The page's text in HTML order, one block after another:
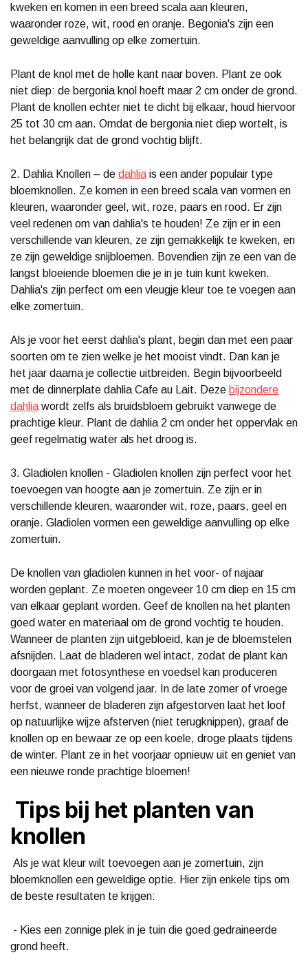
kweken en komen in een breed scala aan kleuren,
waaronder roze, wit, rood en oranje. Begonia's zijn een
geweldige aanvulling op elke zomertuin.
Plant de knol met de holle kant naar boven. Plant ze ook
niet diep: de bergonia knol hoeft maar 2 cm onder de grond.
Plant de knollen echter niet te dicht bij elkaar, houd hiervoor
25 tot 30 cm aan. Omdat de bergonia niet diep wortelt, is
het belangrijk dat de grond vochtig blijft.
2. Dahlia Knollen – de dahlia is een ander populair type
bloemknollen. Ze komen in een breed scala van vormen en
kleuren, waaronder geel, wit, roze, paars en rood. Er zijn
veel redenen om van dahlia's te houden! Ze zijn er in een
verschillende van kleuren, ze zijn gemakkelijk te kweken, en
ze zijn geweldige snijbloemen. Bovendien zijn ze een van de
langst bloeiende bloemen die je in je tuin kunt kweken.
Dahlia's zijn perfect om een vleugje kleur toe te voegen aan
elke zomertuin.
Als je voor het eerst dahlia's plant, begin dan met een paar
soorten om te zien welke je het mooist vindt. Dan kan je
het jaar daarna je collectie uitbreiden. Begin bijvoorbeeld
met de dinnerplate dahlia Cafe au Lait. Deze bijzondere
dahlia wordt zelfs als bruidsbloem gebruikt vanwege de
prachtige kleur. Plant de dahlia 2 cm onder het oppervlak en
geef regelmatig water als het droog is.
3. Gladiolen knollen - Gladiolen knollen zijn perfect voor het
toevoegen van hoogte aan je zomertuin. Ze zijn er in
verschillende kleuren, waaronder wit, roze, paars, geel en
oranje. Gladiolen vormen een geweldige aanvulling op elke
zomertuin.
De knollen van gladiolen kunnen in het voor- of najaar
worden geplant. Ze moeten ongeveer 10 cm diep en 15 cm
van elkaar geplant worden. Geef de knollen na het planten
goed water en materiaal om de grond vochtig te houden.
Wanneer de planten zijn uitgebloeid, kan je de bloemstelen
afsnijden. Laat de bladeren wel intact, zodat de plant kan
doorgaan met fotosynthese en voedsel kan produceren
voor de groei van volgend jaar. In de late zomer of vroege
herfst, wanneer de bladeren zijn afgestorven laat het loof
op natuurlijke wijze afsterven (niet terugknippen), graaf de
knollen op en bewaar ze op een koele, droge plaats tijdens
de winter. Plant ze in het voorjaar opnieuw uit en geniet van
een nieuwe ronde prachtige bloemen!
Tips bij het planten van
knollen
Als je wat kleur wilt toevoegen aan je zomertuin, zijn
bloemknollen een geweldige optie. Hier zijn enkele tips om
de beste resultaten te krijgen:
- Kies een zonnige plek in je tuin die goed gedraineerde
grond heeft.